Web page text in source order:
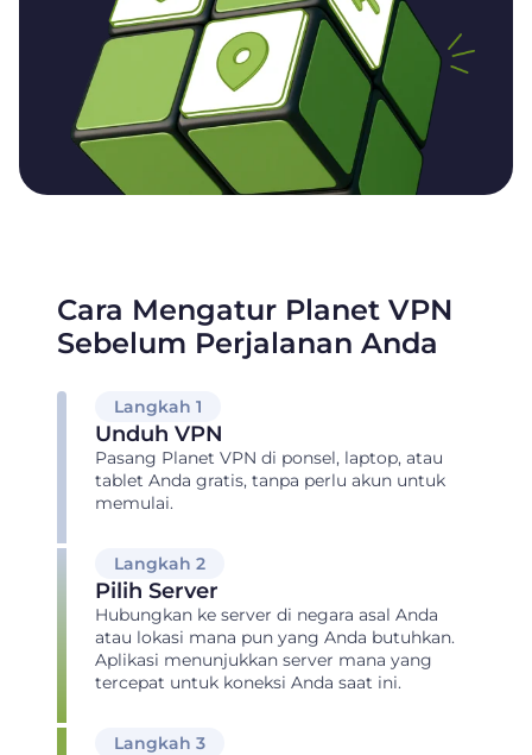
Cara Mengatur Planet VPN
Sebelum Perjalanan Anda
Langkah 1
Unduh VPN
Pasang Planet VPN di ponsel, laptop, atau
tablet Anda gratis, tanpa perlu akun untuk
memulai.
Langkah 2
Pilih Server
Hubungkan ke server di negara asal Anda
atau lokasi mana pun yang Anda butuhkan.
Aplikasi menunjukkan server mana yang
tercepat untuk koneksi Anda saat ini.
Langkah 3